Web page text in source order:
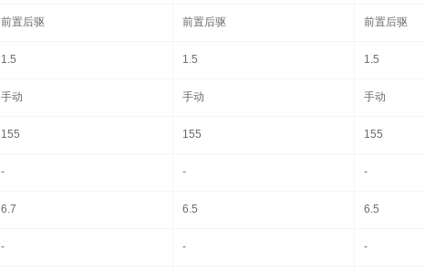
前置后驱 前置后驱 前置后驱
1.5 1.5 1.5
手动 手动 手动
155 155 155
- - -
6.7 6.5 6.5
- - -